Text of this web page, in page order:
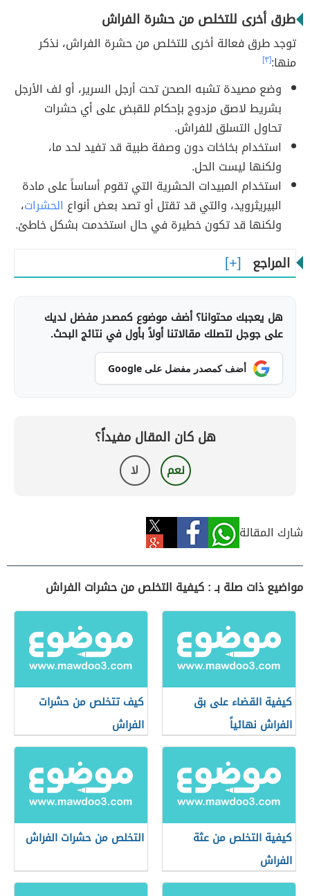
طرق أخرى للتخلص من حشرة الفراش
توجد طرق فعالة أخرى للتخلص من حشرة الفراش، نذكر
منها:[٣]
وضع مصيدة تشبه الصحن تحت أرجل السرير، أو لف الأرجل
بشريط لاصق مزدوج بإحكام للقبض على أي حشرات
تحاول التسلق للفراش.
استخدام بخاخات دون وصفة طبية قد تفيد لحد ما،
ولكنها ليست الحل.
استخدام المبيدات الحشرية التي تقوم أساساً على مادة
البيريثرويد، والتي قد تقتل أو تصد بعض أنواع الحشرات،
ولكنها قد تكون خطيرة في حال استخدمت بشكل خاطئ.
المراجع
هل يعجبك محتوانا؟ أضف موضوع كمصدر مفضل لديك
على جوجل لتصلك مقالاتنا أولاً بأول في نتائج البحث.
أضف كمصدر مفضل على Google
هل كان المقال مفيداً؟
نعم لا
شارك المقالة
مواضيع ذات صلة بـ : كيفية التخلص من حشرات الفراش
كيفية القضاء على بق
الفراش نهائياً
كيف تتخلص من حشرات
الفراش
كيفية التخلص من عثة
الفراش
التخلص من حشرات الفراش